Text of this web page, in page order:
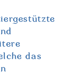
das